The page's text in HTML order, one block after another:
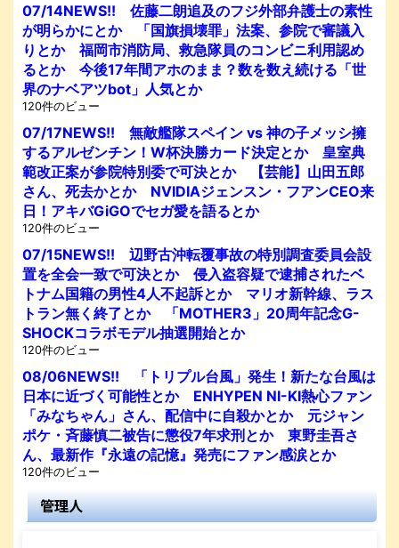
07/14NEWS!! 佐藤二朗追及のフジ外部弁護士の素性
が明らかにとか 「国旗損壊罪」法案、参院で審議入
りとか 福岡市消防局、救急隊員のコンビニ利用認め
るとか 今後17年間アホのまま？数を数え続ける「世
界のナベアツbot」人気とか
120件のビュー
07/17NEWS!! 無敵艦隊スペイン vs 神の子メッシ擁
するアルゼンチン！W杯決勝カード決定とか 皇室典
範改正案が参院特別委で可決とか 【芸能】山田五郎
さん、死去かとか NVIDIAジェンスン・フアンCEO来
日！アキバGiGOでセガ愛を語るとか
120件のビュー
07/15NEWS!! 辺野古沖転覆事故の特別調査委員会設
置を全会一致で可決とか 侵入盗容疑で逮捕されたベ
トナム国籍の男性4人不起訴とか マリオ新幹線、ラス
トラン無く終了とか 「MOTHER3」20周年記念G-
SHOCKコラボモデル抽選開始とか
120件のビュー
08/06NEWS!! 「トリプル台風」発生！新たな台風は
日本に近づく可能性とか ENHYPEN NI-KI熱心ファン
「みなちゃん」さん、配信中に自殺かとか 元ジャン
ポケ・斉藤慎二被告に懲役7年求刑とか 東野圭吾さ
ん、最新作『永遠の記憶』発売にファン感涙とか
120件のビュー
管理人